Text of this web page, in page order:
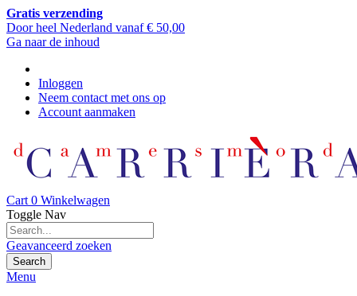
Gratis verzending
Door heel Nederland vanaf € 50,00
Ga naar de inhoud
Inloggen
Neem contact met ons op
Account aanmaken
Cart 0 Winkelwagen
Toggle Nav
Geavanceerd zoeken
Search
Menu